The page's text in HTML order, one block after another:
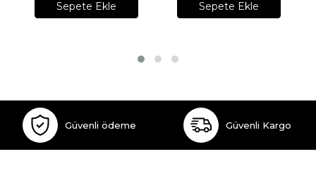
Sepete Ekle Sepete Ekle
Güvenli ödeme Güvenli Kargo